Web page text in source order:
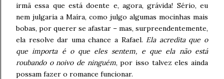
irmã essa que está doente e, agora, grávida! Sério, eu
nem julgaria a Maíra, como julgo algumas mocinhas mais
bobas, por querer se afastar – mas, surpreendentemente,
ela resolve dar uma chance a Rafael. Ela acredita que o
que importa é o que eles sentem, e que ela não está
roubando o noivo de ninguém, por isso talvez eles ainda
possam fazer o romance funcionar.